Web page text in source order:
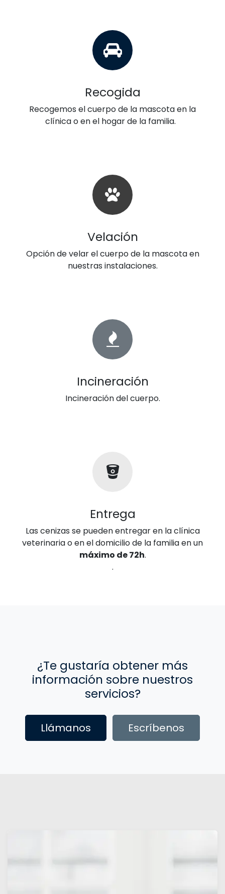
Recogida
Recogemos el cuerpo de la mascota en la
clínica o en el hogar de la familia.
Velación
Opción de velar el cuerpo de la mascota en
nuestras instalaciones.
Incineración
Incineración del cuerpo.
Entrega
Las cenizas se pueden entregar en la clínica
veterinaria o en el domicilio de la familia en un
máximo de 72h.
.
¿Te gustaría obtener más
información sobre nuestros
servicios?
Llámanos Escríbenos